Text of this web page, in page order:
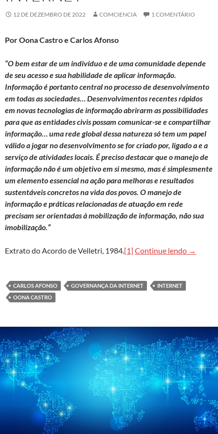
12 DE DEZEMBRO DE 2022 COMCIENCIA 1 COMENTÁRIO
Por Oona Castro e Carlos Afonso
“O bem estar de um indivíduo e de uma comunidade depende
de seu acesso e sua habilidade de aplicar informação.
Informação é portanto central no processo de desenvolvimento
em todas as sociedades… Desenvolvimentos recentes rápidos
em novas tecnologias de informação abrirarm as possibilidades
para que as entidades civis possam comunicar-se e compartilhar
informação… uma rede global dessa natureza só tem um papel
válido a jogar no desenvolvimento se for criado por, ligado a e a
serviço de atividades locais. É preciso destacar que o manejo de
informação não é um objetivo em si mesmo, mas é simplesmente
um elemento essencial na ação para melhoras e resultados
sustentáveis concretos na vida dos povos. O manejo de
informação e práticas relacionadas de atuação em rede
precisam ser orientadas à mobilização de informação, não sua
imobilização.”
Extrato do Acordo de Velletri, 1984.[1] Continue lendo Eco-92,
→
CARLOS AFONSO GOVERNANÇA DA INTERNET
INTERNET
OONA CASTRO